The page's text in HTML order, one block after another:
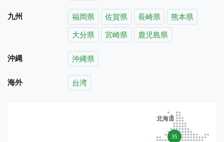
九州 福岡県 佐賀県 長崎県
熊本県
大分県
宮崎県 鹿児島県
沖縄 沖縄県
海外 台湾
35
北海道